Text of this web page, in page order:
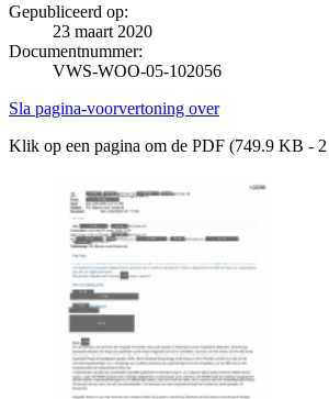
Gepubliceerd op:
23 maart 2020
Documentnummer:
VWS-WOO-05-102056
Sla pagina-voorvertoning over
Klik op een pagina om de PDF (749.9 KB -